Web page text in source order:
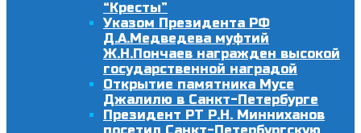
“Кресты”
Указом Президента РФ
Д.А.Медведева муфтий
Ж.Н.Пончаев награжден высокой
государственной наградой
Открытие памятника Мусе
Джалилю в Санкт-Петербурге
Президент РТ Р.Н. Минниханов